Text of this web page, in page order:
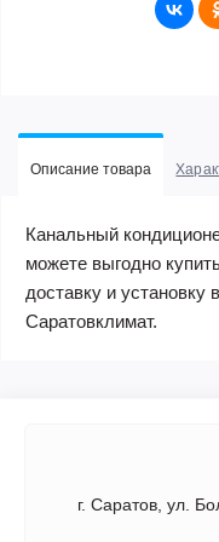
Описание товара
Канальный
можете выгодно
доставку и установку
Саратовклимат.
г. Саратов, ул.